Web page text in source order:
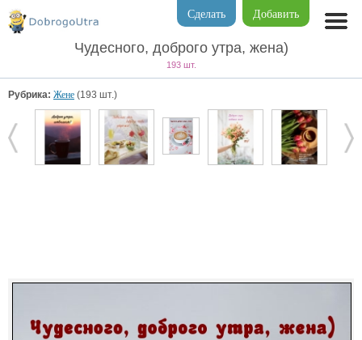
Добавить
Сделать
Чудесного, доброго утра, жена)
193 шт.
Рубрика: Жене (193 шт.)